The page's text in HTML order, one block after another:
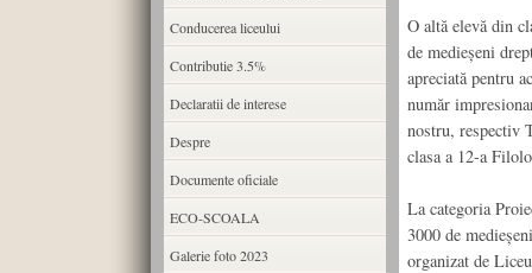
O altă elevă din
de medieșeni
apreciată pentru
număr
nostru, respectiv
clasa a 12-a
La categoria
3000 de
organizat de
Conducerea liceului
Contributie 3.5%
Declaratii de interese
Despre
Documente oficiale
ECO-SCOALA
Galerie foto 2023